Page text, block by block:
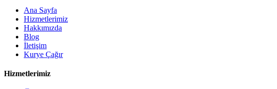
Ana Sayfa
Hizmetlerimiz
Hakkımızda
Blog
İletişim
Kurye Çağır
Hizmetlerimiz